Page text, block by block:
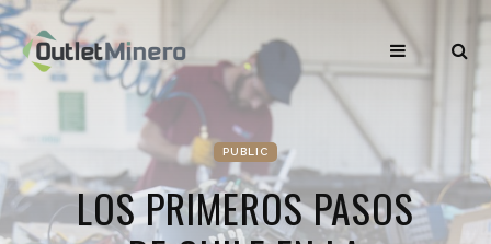
PUBLIC
LOS PRIMEROS PASOS